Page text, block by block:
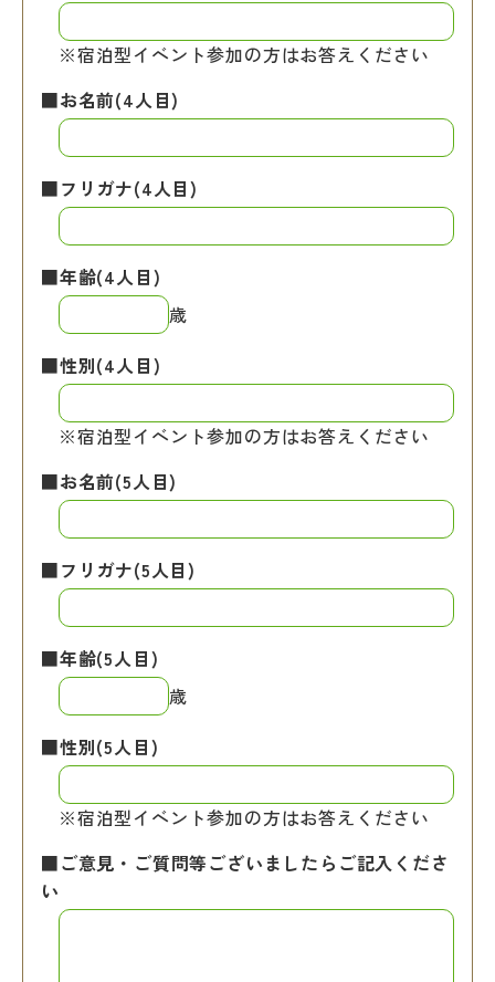
※宿泊型イベント参加の方はお答えください
■お名前(4人目)
■フリガナ(4人目)
■年齢(4人目)
歳
■性別(4人目)
※宿泊型イベント参加の方はお答えください
■お名前(5人目)
■フリガナ(5人目)
■年齢(5人目)
歳
■性別(5人目)
※宿泊型イベント参加の方はお答えください
■ご意見・ご質問等ございましたらご記入くださ
い